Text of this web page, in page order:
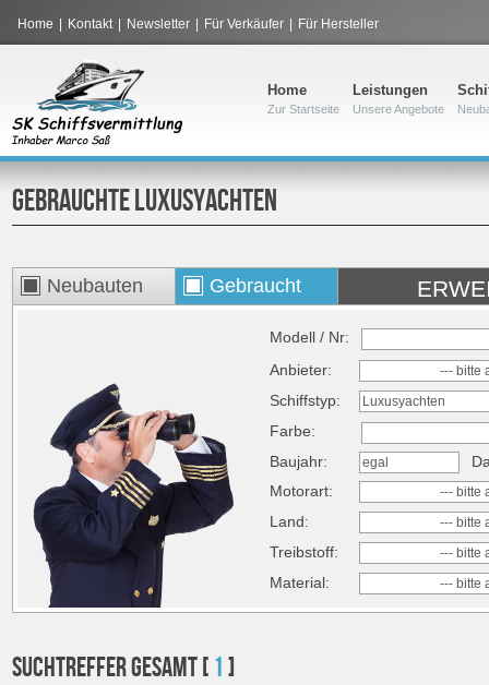
Home Kontakt Newsletter Für Verkäufer Für Hersteller
Home
Zur Startseite
Leistungen
Unsere Angebote
GEBRAUCHTELUXUSYACHTEN
Neubauten Gebraucht
Modell / Nr:
Anbieter:
--- bitte
Schiffstyp: Luxusyachten
Farbe:
Baujahr:
egal
Motorart:
--- bitte
Land: --- bitte
Treibstoff: --- bitte
Material: --- bitte
SUCHTREFFER GESAMT [ 1 ]